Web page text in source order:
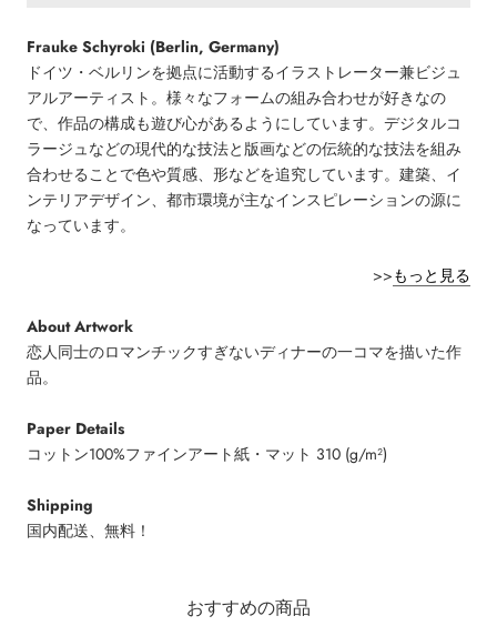
Frauke Schyroki (Berlin, Germany)
ドイツ・ベルリンを拠点に活動するイラストレーター兼ビジュ
アルアーティスト。様々なフォームの組み合わせが好きなの
で、作品の構成も遊び心があるようにしています。デジタルコ
ラージュなどの現代的な技法と版画などの伝統的な技法を組み
合わせることで色や質感、形などを追究しています。建築、イ
ンテリアデザイン、都市環境が主なインスピレーションの源に
なっています。
>>もっと見る
About Artwork
恋人同士のロマンチックすぎないディナーの一コマを描いた作
品。
Paper Details
コットン100%ファインアート紙・マット 310 (g/m²)
Shipping
国内配送、無料！
おすすめの商品